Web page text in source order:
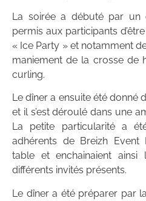
La soirée a débuté par un
permis aux participants
« Ice Party » et notamment
maniement de la crosse de
curling.
Le dîner a ensuite été donné
et il s’est déroulé dans une
La petite particularité a
adhérents de Breizh Event
table et enchainaient ainsi
différents invités présents.
Le dîner a été préparer par